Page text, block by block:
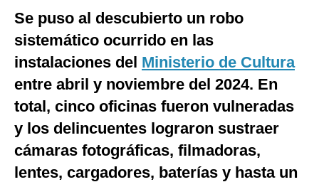
Internacional
Tecnología
Mix
G de Gestión
Se puso al descubierto un robo
sistemático ocurrido en las
instalaciones del Ministerio de Cultura
entre abril y noviembre del 2024. En
total, cinco oficinas fueron vulneradas
y los delincuentes lograron sustraer
cámaras fotográficas, filmadoras,
lentes, cargadores, baterías y hasta un